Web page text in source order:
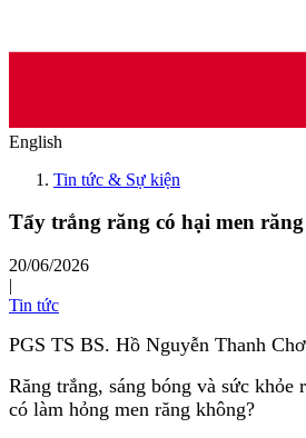
English
Tin tức & Sự kiện
Tẩy trắng răng có hại men
20/06/2026
|
Tin tức
PGS TS BS. Hồ Nguyễn Thanh
Răng trắng, sáng bóng và sức
có làm hỏng men răng không?